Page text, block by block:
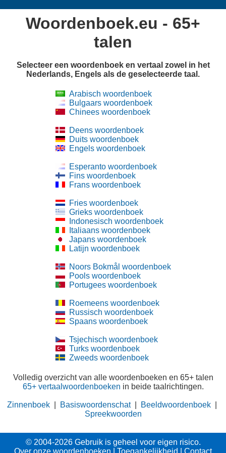
Woordenboek.eu - 65+
talen
Selecteer een woordenboek en vertaal zowel in het
Nederlands, Engels als de geselecteerde taal.
Arabisch woordenboek
Bulgaars woordenboek
Chinees woordenboek
Deens woordenboek
Duits woordenboek
Engels woordenboek
Esperanto woordenboek
Fins woordenboek
Frans woordenboek
Fries woordenboek
Grieks woordenboek
Indonesisch woordenboek
Italiaans woordenboek
Japans woordenboek
Latijn woordenboek
Noors Bokmål woordenboek
Pools woordenboek
Portugees woordenboek
Roemeens woordenboek
Russisch woordenboek
Spaans woordenboek
Tsjechisch woordenboek
Turks woordenboek
Zweeds woordenboek
Volledig overzicht van alle woordenboeken en 65+ talen
65+ vertaalwoordenboeken in beide taalrichtingen.
Zinnenboek Basiswoordenschat| Beeldwoordenboek
Spreekwoorden
© 2004-2026 Gebruik is geheel voor eigen risico.
Over onze woordenboeken
Toegankelijkheid Contact